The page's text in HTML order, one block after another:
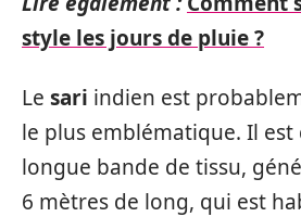
style les jours de pluie ?
Le sari indien est
le plus emblématique. Il est
longue bande de tissu,
6 mètres de long, qui est